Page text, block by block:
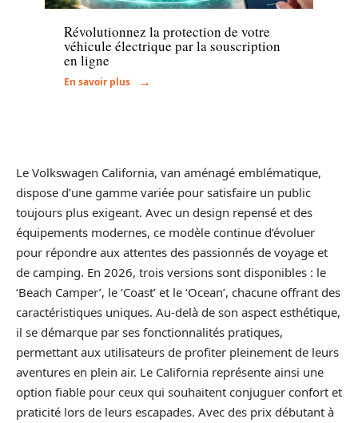
Révolutionnez la protection de votre
véhicule électrique par la souscription
en ligne
En savoir plus
Le Volkswagen California, van aménagé emblématique,
dispose d’une gamme variée pour satisfaire un public
toujours plus exigeant. Avec un design repensé et des
équipements modernes, ce modèle continue d’évoluer
pour répondre aux attentes des passionnés de voyage et
de camping. En 2026, trois versions sont disponibles : le
‘Beach Camper’, le ‘Coast’ et le ‘Ocean’, chacune offrant des
caractéristiques uniques. Au-delà de son aspect esthétique,
il se démarque par ses fonctionnalités pratiques,
permettant aux utilisateurs de profiter pleinement de leurs
aventures en plein air. Le California représente ainsi une
option fiable pour ceux qui souhaitent conjuguer confort et
praticité lors de leurs escapades. Avec des prix débutant à